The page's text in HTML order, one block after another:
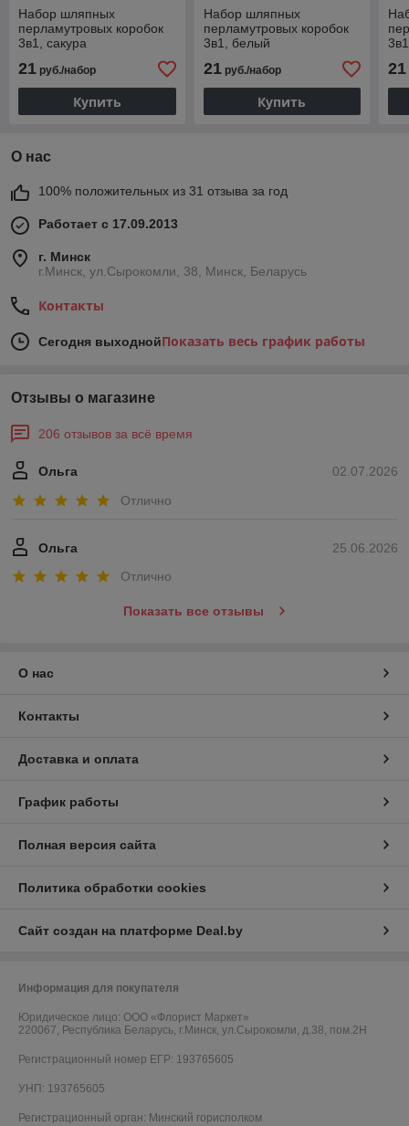
Набор шляпных
перламутровых коробок
3в1, сакура
21 руб./набор
Купить
Набор шляпных
перламутровых коробок
3в1, белый
21руб./набор
Купить
21
О нас
100% положительных из 31 отзыва за год
Работает с 17.09.2013
г. Минск
г.Минск, ул.Сырокомли, 38, Минск, Беларусь
Контакты
Сегодня выходнойПоказать весь график работы
Отзывы о магазине
206 отзывов за всё время
02.07.2026
Ольга
Отлично
25.06.2026
Ольга
Отлично
Показать все отзывы
О нас
Контакты
Доставка и оплата
График работы
Полная версия сайта
Политика обработки cookies
Сайт создан на платформе Deal.by
Информация для покупателя
Юридическое лицо: ООО «Флорист Маркет»
220067, Республика Беларусь, г.Минск, ул.Сырокомли, д.38, пом.2Н
Регистрационный номер ЕГР: 193765605
УНП: 193765605
Регистрационный орган: Минский горисполком